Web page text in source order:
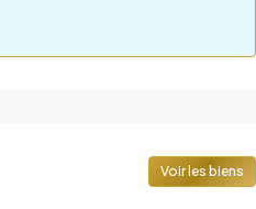
Voir les biens